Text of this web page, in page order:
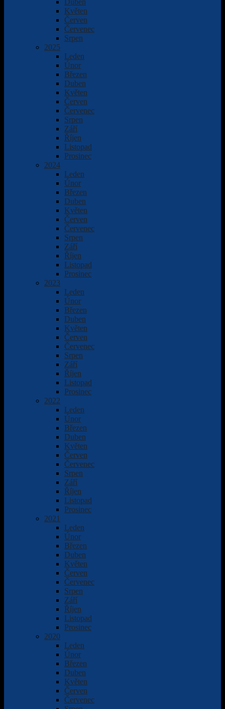
Duben
Květen
Červen
Červenec
Srpen
2025
Leden
Únor
Březen
Duben
Květen
Červen
Červenec
Srpen
Září
Říjen
Listopad
Prosinec
2024
Leden
Únor
Březen
Duben
Květen
Červen
Červenec
Srpen
Září
Říjen
Listopad
Prosinec
2023
Leden
Únor
Březen
Duben
Květen
Červen
Červenec
Srpen
Září
Říjen
Listopad
Prosinec
2022
Leden
Únor
Březen
Duben
Květen
Červen
Červenec
Srpen
Září
Říjen
Listopad
Prosinec
2021
Leden
Únor
Březen
Duben
Květen
Červen
Červenec
Srpen
Září
Říjen
Listopad
Prosinec
2020
Leden
Únor
Březen
Duben
Květen
Červen
Červenec